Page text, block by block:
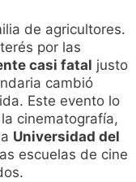
de agricultores.
por las
casi fatal justo
cambió
Este evento lo
cinematografía,
Universidad del
escuelas de cine